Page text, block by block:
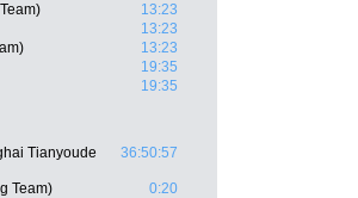
13:23
13:23
13:23
19:35
19:35
Tianyoude
36:50:57
Team)
0:20